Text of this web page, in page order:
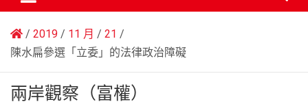
2019 11 月
21
陳水扁參選「立委」的法律政治障礙
兩岸觀察（富權）